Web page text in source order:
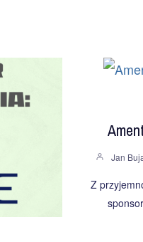
Jan
Z